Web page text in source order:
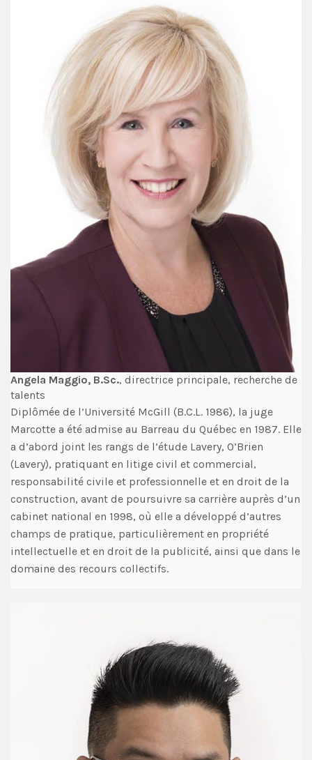
Angela Maggio, B.Sc., directrice principale, recherche de
talents
Diplômée de l’Université McGill (B.C.L. 1986), la juge
Marcotte a été admise au Barreau du Québec en 1987. Elle
a d’abord joint les rangs de l’étude Lavery, O’Brien
(Lavery), pratiquant en litige civil et commercial,
responsabilité civile et professionnelle et en droit de la
construction, avant de poursuivre sa carrière auprès d’un
cabinet national en 1998, où elle a développé d’autres
champs de pratique, particulièrement en propriété
intellectuelle et en droit de la publicité, ainsi que dans le
domaine des recours collectifs.